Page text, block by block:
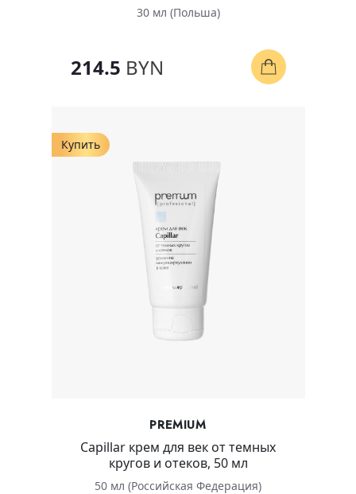
30 мл (Польша)
214.5 BYN
Купить
PREMIUM
Capillar крем для век от темных
кругов и отеков, 50 мл
50 мл (Российская Федерация)